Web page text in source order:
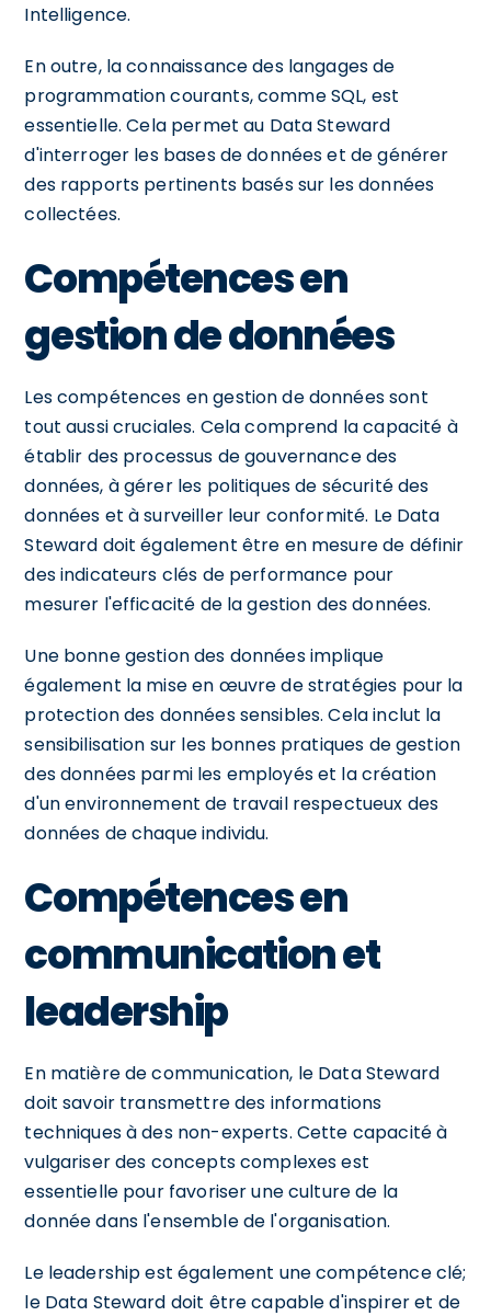
Intelligence.
En outre, la connaissance des langages de
programmation courants, comme SQL, est
essentielle. Cela permet au Data Steward
d'interroger les bases de données et de générer
des rapports pertinents basés sur les données
collectées.
Compétences en
gestion de données
Les compétences en gestion de données sont
tout aussi cruciales. Cela comprend la capacité à
établir des processus de gouvernance des
données, à gérer les politiques de sécurité des
données et à surveiller leur conformité. Le Data
Steward doit également être en mesure de définir
des indicateurs clés de performance pour
mesurer l'efficacité de la gestion des données.
Une bonne gestion des données implique
également la mise en œuvre de stratégies pour la
protection des données sensibles. Cela inclut la
sensibilisation sur les bonnes pratiques de gestion
des données parmi les employés et la création
d'un environnement de travail respectueux des
données de chaque individu.
Compétences en
communication et
leadership
En matière de communication, le Data Steward
doit savoir transmettre des informations
techniques à des non-experts. Cette capacité à
vulgariser des concepts complexes est
essentielle pour favoriser une culture de la
donnée dans l'ensemble de l'organisation.
Le leadership est également une compétence clé;
le Data Steward doit être capable d'inspirer et de